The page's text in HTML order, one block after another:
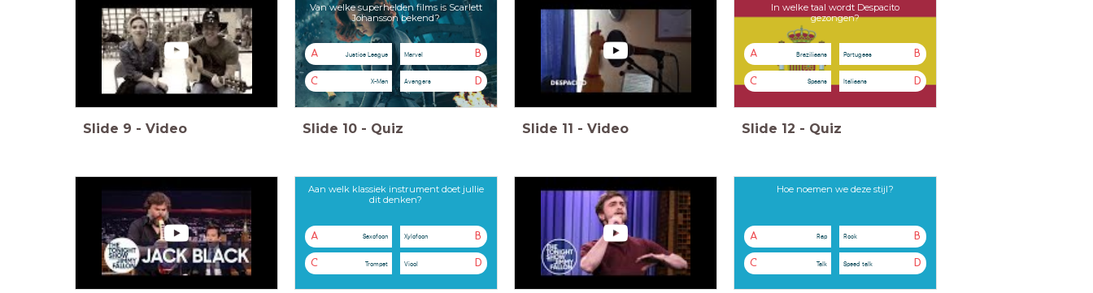
Slide 9 - Video
Van welke superhelden films is Scarlett
Johansson bekend?
A Justice League B
Marvel
C X-Men D
Avengers
Slide 10 - Quiz Slide 11 - Video
In welke taal wordt Despacito
gezongen?
A Braziliaans B
Portugees
C Spaans D
Italiaans
Slide 12 - Quiz
Aan welk klassiek instrument doet jullie
dit denken?
A Saxofoon B
Xylofoon
C Trompet D
Viool
Hoe noemen we deze stijl?
A Rap B
Rock
C Talk D
Speed talk